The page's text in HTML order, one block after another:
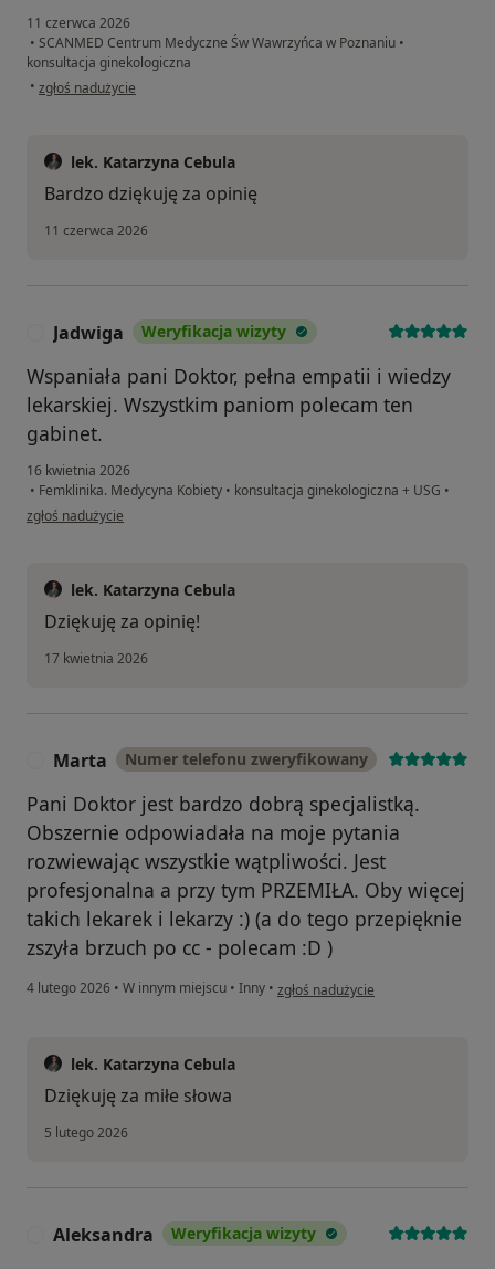
11 czerwca 2026
• SCANMED Centrum Medyczne Św Wawrzyńca w Poznaniu •
konsultacja ginekologiczna
• w opinii użytkownika Joanna
zgłoś nadużycie
lek. Katarzyna Cebula
Bardzo dziękuję za opinię
11 czerwca 2026
Jadwiga Weryfikacja wizyty
Wspaniała pani Doktor, pełna empatii i wiedzy
lekarskiej. Wszystkim paniom polecam ten
gabinet.
16 kwietnia 2026
• Femklinika. Medycyna Kobiety • konsultacja ginekologiczna + USG •
w opinii użytkownika Jadwiga
zgłoś nadużycie
lek. Katarzyna Cebula
Dziękuję za opinię!
17 kwietnia 2026
Marta Numer telefonu zweryfikowany
Pani Doktor jest bardzo dobrą specjalistką.
Obszernie odpowiadała na moje pytania
rozwiewając wszystkie wątpliwości. Jest
profesjonalna a przy tym PRZEMIŁA. Oby więcej
takich lekarek i lekarzy :) (a do tego przepięknie
zszyła brzuch po cc - polecam :D )
4 lutego 2026 • W innym miejscu • Inny • w opinii użytkownika Marta
zgłoś nadużycie
lek. Katarzyna Cebula
Dziękuję za miłe słowa
5 lutego 2026
Aleksandra Weryfikacja wizyty